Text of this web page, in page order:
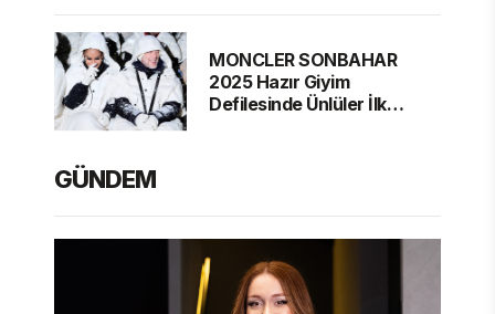
MONCLER SONBAHAR
2025 Hazır Giyim
Defilesinde Ünlüler İlk
GÜNDEM